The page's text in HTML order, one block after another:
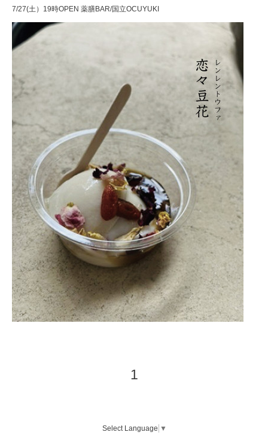
7/27(土）19時OPEN 薬膳BAR/国立OCUYUKI
1
Select Language ▼